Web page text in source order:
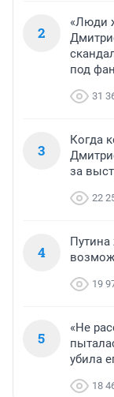
2
«Люди
под
31
3
Когда
за
22
4
Путина
19
5
«Не
убила
18